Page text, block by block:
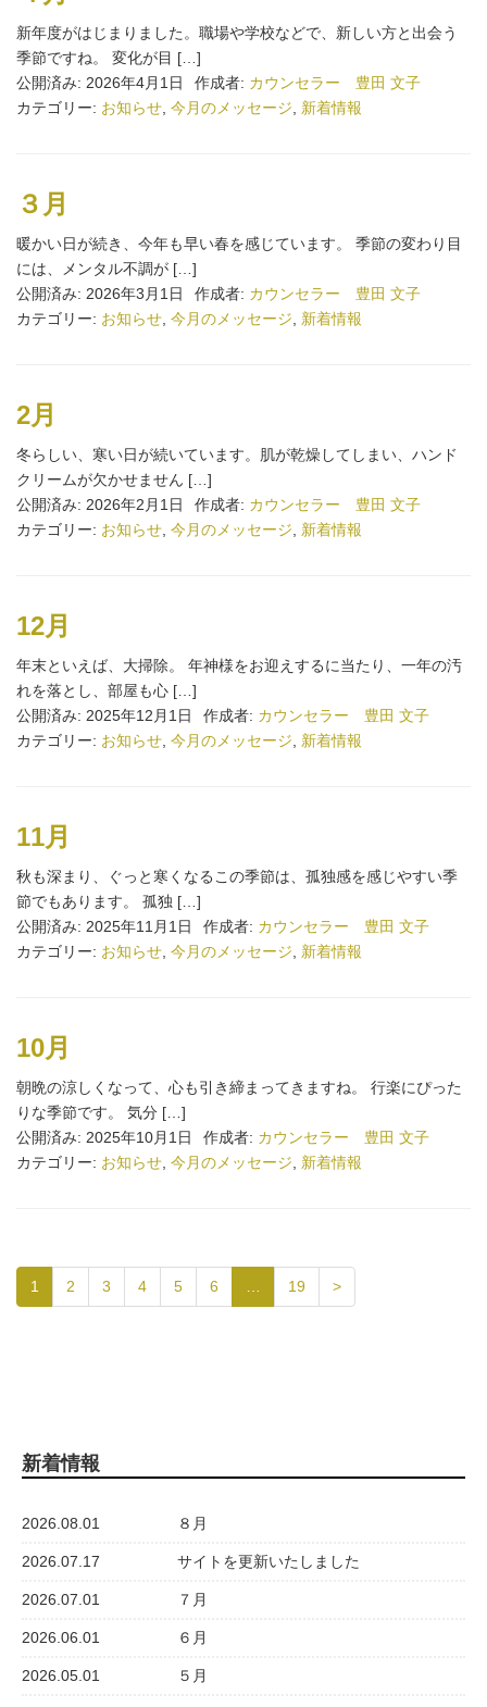
新年度がはじまりました。職場や学校などで、新しい方と出会う
季節ですね。 変化が目 […]
公開済み: 2026年4月1日
作成者: カウンセラー 豊田 文子
カテゴリー: お知らせ 今月のメッセージ 新着情報
３月
暖かい日が続き、今年も早い春を感じています。 季節の変わり目
には、メンタル不調が […]
公開済み: 2026年3月1日
作成者: カウンセラー 豊田 文子
カテゴリー: お知らせ 今月のメッセージ 新着情報
2月
冬らしい、寒い日が続いています。肌が乾燥してしまい、ハンド
クリームが欠かせません […]
公開済み: 2026年2月1日
作成者: カウンセラー 豊田 文子
カテゴリー: お知らせ 今月のメッセージ 新着情報
12月
年末といえば、大掃除。 年神様をお迎えするに当たり、一年の汚
れを落とし、部屋も心 […]
公開済み: 2025年12月1日
作成者: カウンセラー 豊田 文子
カテゴリー: お知らせ 今月のメッセージ 新着情報
11月
秋も深まり、ぐっと寒くなるこの季節は、孤独感を感じやすい季
節でもあります。 孤独 […]
公開済み: 2025年11月1日
作成者: カウンセラー 豊田 文子
カテゴリー: お知らせ 今月のメッセージ 新着情報
10月
朝晩の涼しくなって、心も引き締まってきますね。 行楽にぴった
りな季節です。 気分 […]
公開済み: 2025年10月1日
作成者: カウンセラー 豊田 文子
カテゴリー: お知らせ 今月のメッセージ 新着情報
1 2 3 4 5 6 19 >
新着情報
2026.08.01 ８月
2026.07.17 サイトを更新いたしました
2026.07.01 ７月
2026.06.01 ６月
2026.05.01 ５月